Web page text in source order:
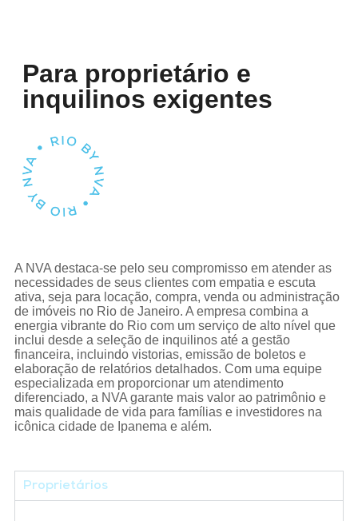
Para proprietário e
inquilinos exigentes
A NVA destaca-se pelo seu compromisso em atender as
necessidades de seus clientes com empatia e escuta
ativa, seja para locação, compra, venda ou administração
de imóveis no Rio de Janeiro. A empresa combina a
energia vibrante do Rio com um serviço de alto nível que
inclui desde a seleção de inquilinos até a gestão
financeira, incluindo vistorias, emissão de boletos e
elaboração de relatórios detalhados. Com uma equipe
especializada em proporcionar um atendimento
diferenciado, a NVA garante mais valor ao patrimônio e
mais qualidade de vida para famílias e investidores na
icônica cidade de Ipanema e além.
Proprietários